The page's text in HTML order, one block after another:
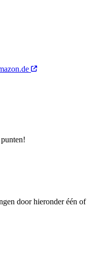
door hieronder één of